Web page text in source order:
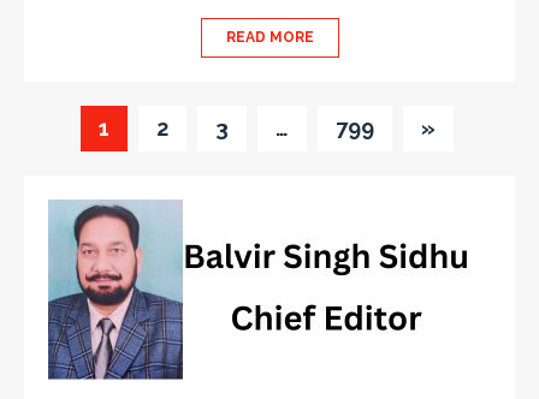
READ MORE
1 2 3 … 799 »